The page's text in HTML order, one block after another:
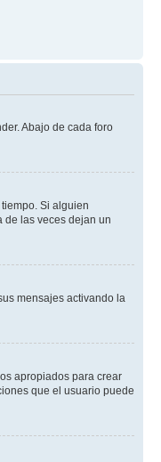
Abajo de cada foro
Si alguien
de las veces dejan un
mensajes activando la
apropiados para crear
que el usuario puede